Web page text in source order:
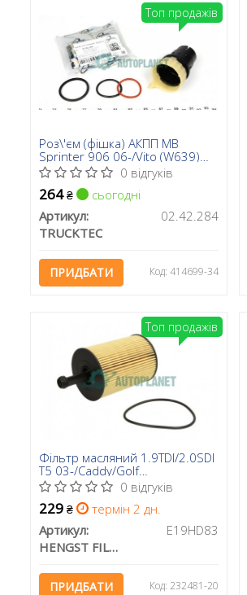
Роз\'єм (фішка) АКПП MB
Sprinter 906 06-/Vito (W639)
03-
0 відгуків
264₴
сьогодні
Артикул:
02.42.284
TRUCKTEC
ПРИДБАТИ Код: 414699-34
Топ продажів
Фільтр масляний 1.9TDI/2.0SDI
T5 03-/Caddy/Golf
04-/Passat/Jetta 05-
0 відгуків
229 ₴
термін 2 дн.
Артикул:
E19HD83
HENGST FILTER
ПРИДБАТИ Код: 232481-20
Топ продажів